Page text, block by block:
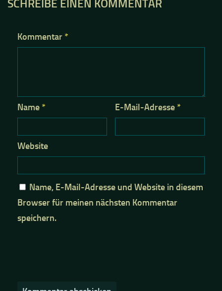
SCHREIBE EINEN KOMMENTAR
Kommentar *
Name * E-Mail-Adresse *
Website
Name, E-Mail-Adresse und Website in diesem
Browser für meinen nächsten Kommentar
speichern.